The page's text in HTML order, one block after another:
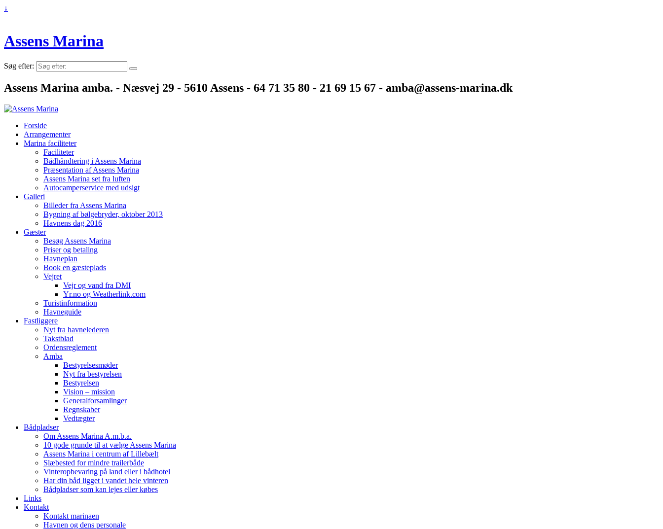
↓
Assens Marina
Søg efter:
Assens Marina amba. - Næsvej 29 - 5610 Assens - 64 71 35 80 - 21 69 15 67 - amba@assens-marina.dk
Forside
Arrangementer
Marina faciliteter
Faciliteter
Bådhåndtering i Assens Marina
Præsentation af Assens Marina
Assens Marina set fra luften
Autocamperservice med udsigt
Galleri
Billeder fra Assens Marina
Bygning af bølgebryder, oktober 2013
Havnens dag 2016
Gæster
Besøg Assens Marina
Priser og betaling
Havneplan
Book en gæsteplads
Vejret
Vejr og vand fra DMI
Yr.no og Weatherlink.com
Turistinformation
Havneguide
Fastliggere
Nyt fra havnelederen
Takstblad
Ordensreglement
Amba
Bestyrelsesmøder
Nyt fra bestyrelsen
Bestyrelsen
Vision – mission
Generalforsamlinger
Regnskaber
Vedtægter
Bådpladser
Om Assens Marina A.m.b.a.
10 gode grunde til at vælge Assens Marina
Assens Marina i centrum af Lillebælt
Slæbested for mindre trailerbåde
Vinteropbevaring på land eller i bådhotel
Har din båd ligget i vandet hele vinteren
Bådpladser som kan lejes eller købes
Links
Kontakt
Kontakt marinaen
Havnen og dens personale